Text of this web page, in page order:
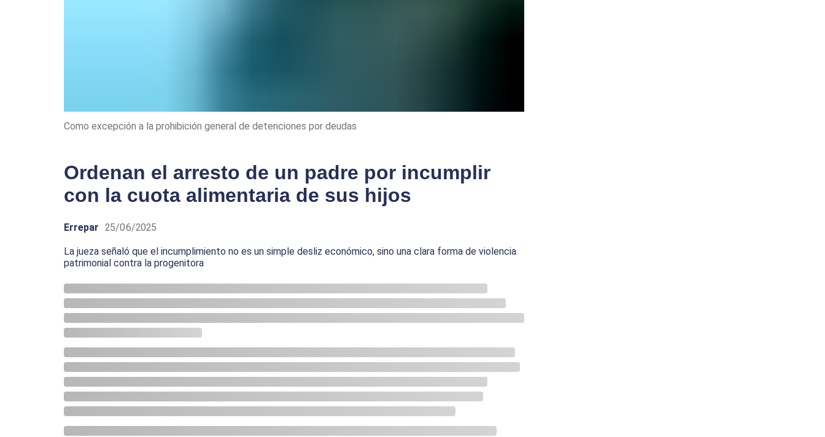
Como excepción a la prohibición general de detenciones por deudas
Ordenan el arresto de un padre por incumplir
con la cuota alimentaria de sus hijos
Errepar 25/06/2025
La jueza señaló que el incumplimiento no es un simple desliz económico, sino una clara forma de violencia
patrimonial contra la progenitora